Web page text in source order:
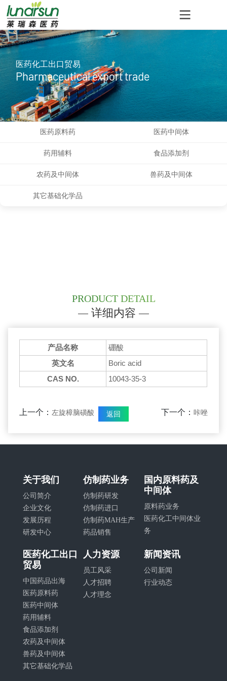
医药化工出口贸易
Pharmaceutical export trade
医药原料药 医药中间体
药用辅料 食品添加剂
农药及中间体 兽药及中间体
其它基础化学品
PRODUCT DETAIL
详细内容
产品名称
硼酸
英文名
Boric acid
CAS NO.
10043-35-3
上一个：左旋樟脑磺酸 返回 下一个： 咔唑
关于我们
公司简介
企业文化
发展历程
研发中心
仿制药业务
仿制药研发
仿制药进口
仿制药MAH生产
药品销售
国内原料药及
中间体
原料药业务
医药化工中间体业
务
医药化工出口
贸易
中国药品出海
医药原料药
医药中间体
药用辅料
食品添加剂
农药及中间体
兽药及中间体
其它基础化学品
人力资源
员工风采
人才招聘
人才理念
新闻资讯
公司新闻
行业动态